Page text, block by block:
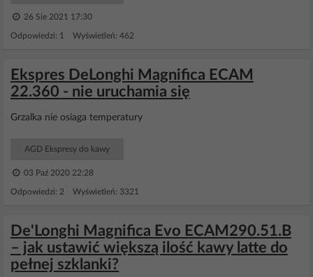
26 Sie 2021 17:30
Odpowiedzi: 1 Wyświetleń: 462
Ekspres DeLonghi Magnifica ECAM
22.360 - nie uruchamia się
Grzalka nie osiaga temperatury
AGD Ekspresy do kawy
03 Paź 2020 22:28
Odpowiedzi: 2 Wyświetleń: 3321
De'Longhi Magnifica Evo ECAM290.51.B
– jak ustawić większą ilość kawy latte do
pełnej szklanki?